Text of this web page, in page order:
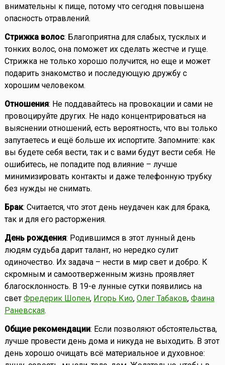
внимательны к пище, потому что сегодня повышена
опасность отравлений.
Стрижка волос: Благоприятна для слабых, тусклых и
тонких волос, она поможет их сделать жестче и гуще.
Стрижка не только хорошо получится, но еще и может
подарить знакомство и последующую дружбу с
хорошим человеком.
Отношения: Не поддавайтесь на провокации и сами не
провоцируйте других. Не надо концентрироваться на
выяснении отношений, есть вероятность, что вы только
запутаетесь и ещё больше их испортите. Запомните: как
вы будете себя вести, так и с вами будут вести себя. Не
ошибитесь, не попадите под влияние – лучше
минимизировать контакты и даже телефонную трубку
без нужды не снимать.
Брак: Считается, что этот день неудачен как для брака,
так и для его расторжения.
День рождения: Родившимся в этот лунный день
людям судьба дарит талант, но нередко сулит
одиночество. Их задача – нести в мир свет и добро. К
скромным и самоотверженным жизнь проявляет
благосклонность. В 19-е лунные сутки появились на
свет Фредерик Шопен, Игорь Кио, Олег Табаков, Фаина
Раневская.
Общие рекомендации: Если позволяют обстоятельства,
лучше провести день дома и никуда не выходить. В этот
день хорошо очищать всё материальное и духовное: